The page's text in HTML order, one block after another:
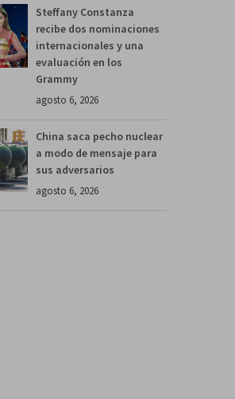
Steffany Constanza
recibe dos nominaciones
internacionales y una
evaluación en los
Grammy
agosto 6, 2026
China saca pecho nuclear
a modo de mensaje para
sus adversarios
agosto 6, 2026